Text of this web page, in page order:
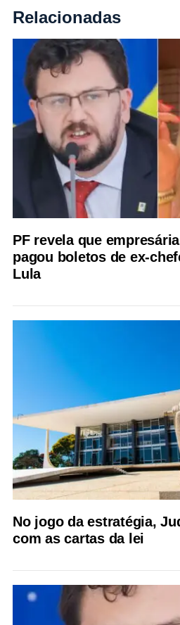
Relacionadas
PF revela que
pagou boletos de ex-
Lula
No jogo da estratégia,
com as cartas da lei